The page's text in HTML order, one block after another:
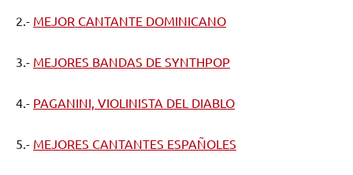
2.- MEJOR CANTANTE DOMINICANO
3.- MEJORES BANDAS DE SYNTHPOP
4.- PAGANINI, VIOLINISTA DEL DIABLO
5.- MEJORES CANTANTES ESPAÑOLES